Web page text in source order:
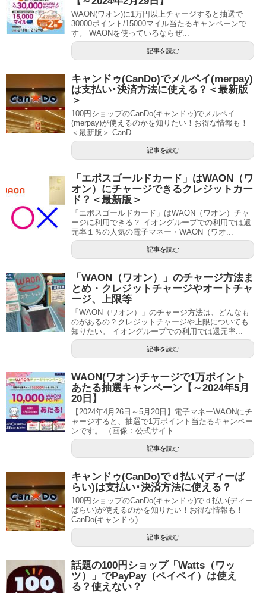
WAON(ワオン)に1万円以上チャージすると抽選で
30000ポイント/15000マイル当たるキャンペーンで
す。 WAONを使っているならぜ...
記事を読む
キャンドゥ(CanDo)でメルペイ(merpay)
は支払い･決済方法に使える？＜最新版
＞
100円ショップのCanDo(キャンドゥ)でメルペイ
(merpay)が使えるのかを知りたい！お得な情報も！
＜最新版＞ CanD...
記事を読む
「エポスゴールドカード」はWAON（ワ
オン）にチャージできるクレジットカー
ド？＜最新版＞
「エポスゴールドカード」はWAON（ワオン）チャ
ージに利用できる？ イオングループでの利用では還
元率１％の人気の電子マネー・WAON（ワオ...
記事を読む
「WAON（ワオン）」のチャージ方法ま
とめ・クレジットチャージやオートチャ
ージ、上限等
「WAON（ワオン）」のチャージ方法は、どんなも
のがあるの？クレジットチャージや上限についても
知りたい。 イオングループでの利用では還元率...
記事を読む
WAON(ワオン)チャージで1万ポイント
あたる抽選キャンペーン【～2024年5月
20日】
【2024年4月26日～5月20日】電子マネーWAONにチ
ャージすると、抽選で1万ポイント当たるキャンペー
ンです。 （画像：公式サイト...
記事を読む
キャンドゥ(CanDo)でｄ払い(ディーば
らい)は支払い･決済方法に使える？
100円ショップのCanDo(キャンドゥ)でｄ払い(ディー
ばらい)が使えるのかを知りたい！お得な情報も！
CanDo(キャンドゥ)...
記事を読む
話題の100円ショップ「Watts（ワッ
ツ）」でPayPay（ペイペイ）は使え
る？使えない？